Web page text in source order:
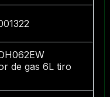
de gas 6L tiro